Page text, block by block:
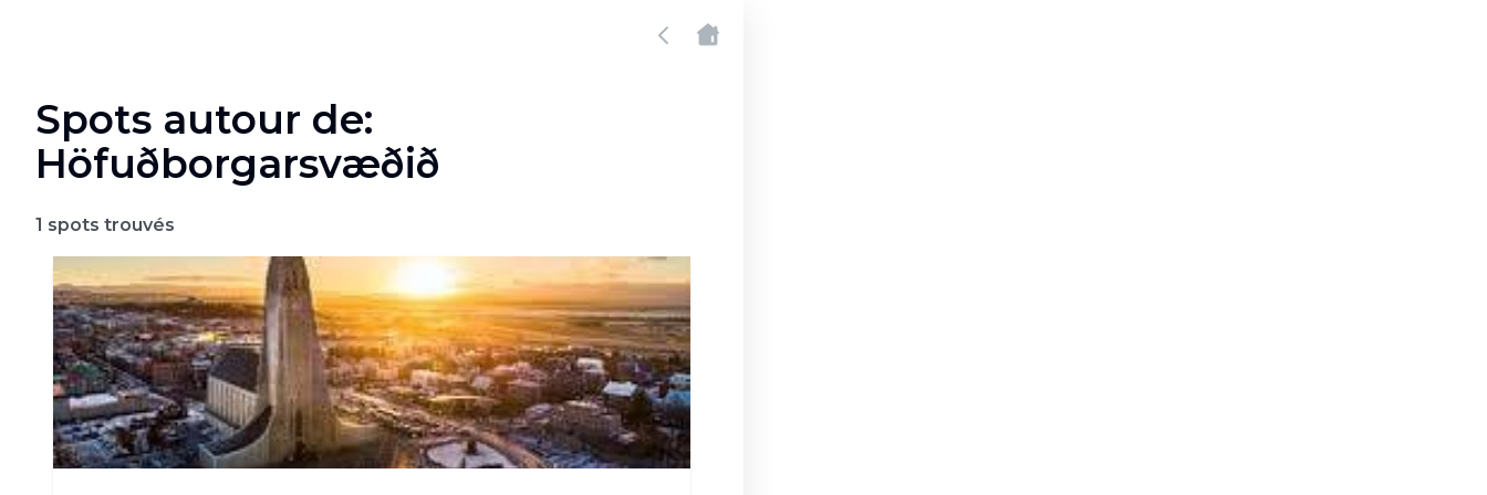
Spots autour de:
Höfuðborgarsvæðið
1 spots trouvés